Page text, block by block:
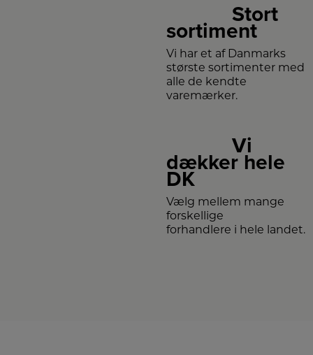
Stort
sortiment
Vi har et af Danmarks
største sortimenter med
alle de kendte
varemærker.
Vi
dækker hele
DK
Vælg mellem mange
forskellige
forhandlere i hele landet.